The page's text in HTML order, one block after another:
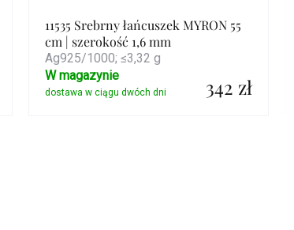
11535 Srebrny łańcuszek MYRON 55
cm | szerokość 1,6 mm
Ag925/1000; ≤3,32 g
342 zł
W magazynie